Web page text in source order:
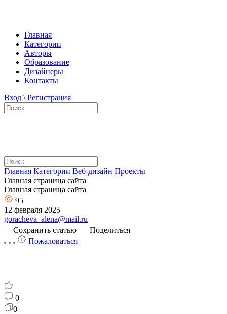
Главная
Категории
Авторы
Образование
Дизайнеры
Контакты
Вход \ Регистрация
Главная Категории Веб-дизайн Проекты
Главная страница сайта
Главная страница сайта
95
12 февраля 2025
goracheva_alena@mail.ru
Сохранить статью
Поделиться
Пожаловаться
0
0